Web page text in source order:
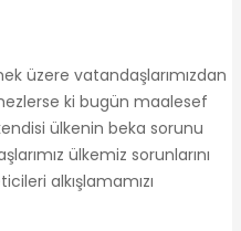
üzere vatandaşlarımızdan
ki bugün maalesef
ülkenin beka sorunu
ülkemiz sorunlarını
alkışlamamızı